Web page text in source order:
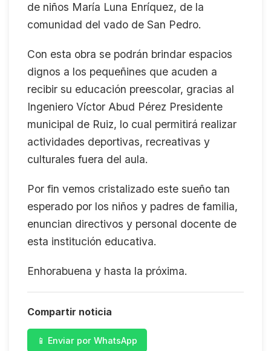
de niños María Luna Enríquez, de la
comunidad del vado de San Pedro.
Con esta obra se podrán brindar espacios
dignos a los pequeñines que acuden a
recibir su educación preescolar, gracias al
Ingeniero Víctor Abud Pérez Presidente
municipal de Ruiz, lo cual permitirá realizar
actividades deportivas, recreativas y
culturales fuera del aula.
Por fin vemos cristalizado este sueño tan
esperado por los niños y padres de familia,
enuncian directivos y personal docente de
esta institución educativa.
Enhorabuena y hasta la próxima.
Compartir noticia
📱 Enviar por WhatsApp